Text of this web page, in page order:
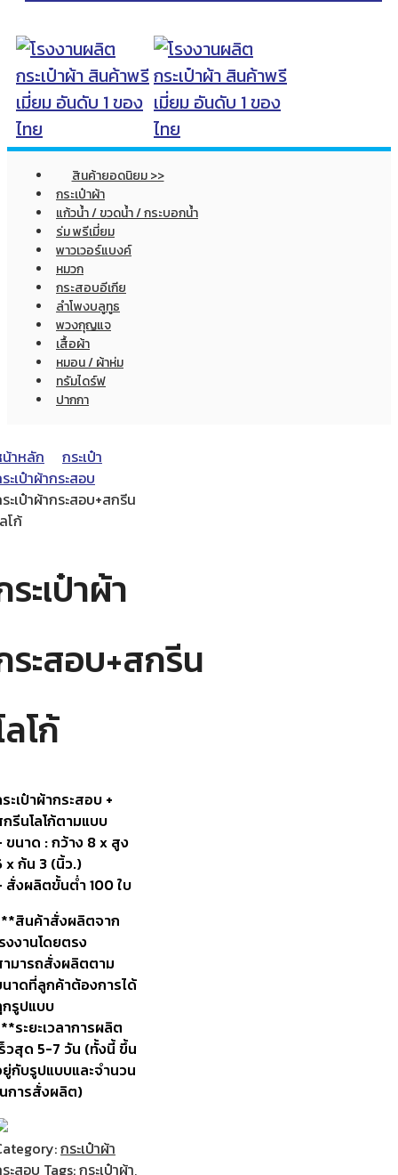
สินค้ายอดนิยม >>
กระเป๋าผ้า
แก้วน้ำ / ขวดน้ำ / กระบอกน้ำ
ร่ม พรีเมี่ยม
พาวเวอร์แบงค์
หมวก
กระสอบอีเกีย
ลำโพงบลูทูธ
พวงกุญแจ
เสื้อผ้า
หมอน / ผ้าห่ม
ทรัมไดร์ฟ
ปากกา
าหลัก
กระเป๋า
ะเป๋าผ้ากระสอบ
ะเป๋าผ้ากระสอบ+สกรีน
โก้
ระเป๋าผ้า
ระสอบ+สกรีน
ลโก้
ะเป๋าผ้ากระสอบ +
รีนโลโก้ตามแบบ
ขนาด : กว้าง 8 x สูง
x ก้น 3 (นิ้ว.)
สั่งผลิตขั้นต่ำ 100 ใบ
สินค้าสั่งผลิตจาก
งงานโดยตรง
มารถสั่งผลิตตาม
าดที่ลูกค้าต้องการได้
รูปแบบ
ระยะเวลาการผลิต
วสุด 5-7 วัน (ทั้งนี้ ขึ้น
กับรูปแบบและจำนวน
การสั่งผลิต)
กระเป๋าผ้า
ะสอบ Tags:กระเป๋าผ้า,